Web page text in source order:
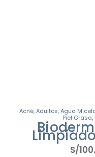
Acné,Adultos,Agua
Piel Grasa,
S/100.